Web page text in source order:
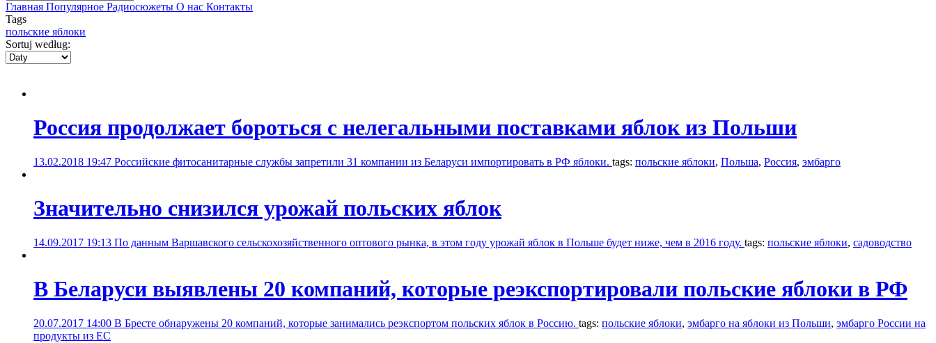
Главная Популярное Радиосюжеты О нас Контакты
Tags
польские яблоки
Sortuj według:
Россия продолжает бороться с нелегальными поставками яблок из Польши
13.02.2018 19:47 Российские фитосанитарные службы запретили 31 компании из Беларуси импортировать в РФ яблоки. tags: польские яблоки, Польша, Россия, эмбарго
Значительно снизился урожай польских яблок
14.09.2017 19:13 По данным Варшавского сельскохозяйственного оптового рынка, в этом году урожай яблок в Польше будет ниже, чем в 2016 году. tags: польские яблоки, садоводство
В Беларуси выявлены 20 компаний, которые реэкспортировали польские яблоки в РФ
20.07.2017 14:00 В Бресте обнаружены 20 компаний, которые занимались реэкспортом польских яблок в Россию. tags: польские яблоки, эмбарго на яблоки из Польши, эмбарго России на
продукты из ЕС